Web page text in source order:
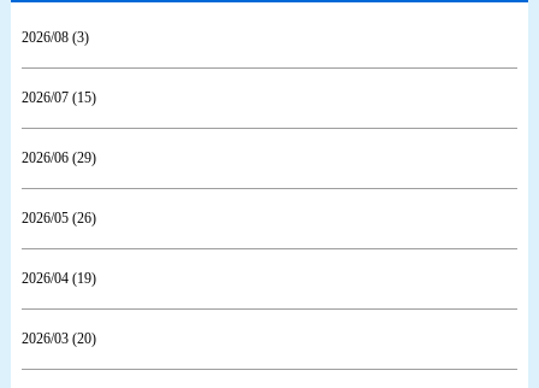
2026/08 (3)
2026/07 (15)
2026/06 (29)
2026/05 (26)
2026/04 (19)
2026/03 (20)